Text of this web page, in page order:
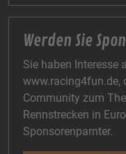
Werden Sie
Sie haben Interesse
www.racing4fun.de,
Community zum
Rennstrecken in
Sponsorenparnter.